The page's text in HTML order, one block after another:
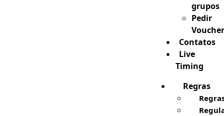
grupos
Pedir
Voucher
Contatos
Live
Timing
Regras